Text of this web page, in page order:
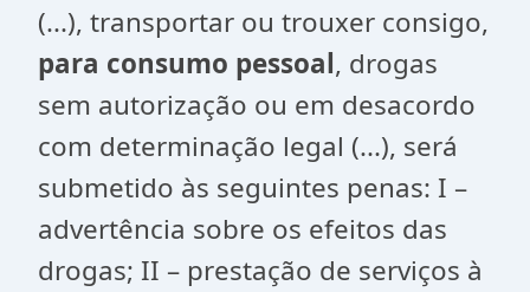
(...), transportar ou trouxer consigo,
para consumo pessoal, drogas
sem autorização ou em desacordo
com determinação legal (...), será
submetido às seguintes penas: I –
advertência sobre os efeitos das
drogas; II – prestação de serviços à